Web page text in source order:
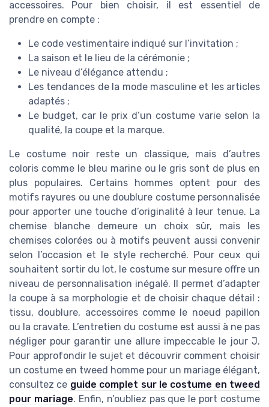
accessoires. Pour bien choisir, il est essentiel de
prendre en compte :
Le code vestimentaire indiqué sur l’invitation ;
La saison et le lieu de la cérémonie ;
Le niveau d’élégance attendu ;
Les tendances de la mode masculine et les articles
adaptés ;
Le budget, car le prix d’un costume varie selon la
qualité, la coupe et la marque.
Le costume noir reste un classique, mais d’autres
coloris comme le bleu marine ou le gris sont de plus en
plus populaires. Certains hommes optent pour des
motifs rayures ou une doublure costume personnalisée
pour apporter une touche d’originalité à leur tenue. La
chemise blanche demeure un choix sûr, mais les
chemises colorées ou à motifs peuvent aussi convenir
selon l’occasion et le style recherché. Pour ceux qui
souhaitent sortir du lot, le costume sur mesure offre un
niveau de personnalisation inégalé. Il permet d’adapter
la coupe à sa morphologie et de choisir chaque détail :
tissu, doublure, accessoires comme le noeud papillon
ou la cravate. L’entretien du costume est aussi à ne pas
négliger pour garantir une allure impeccable le jour J.
Pour approfondir le sujet et découvrir comment choisir
un costume en tweed homme pour un mariage élégant,
consultez ce guide complet sur le costume en tweed
pour mariage. Enfin, n’oubliez pas que le port costume